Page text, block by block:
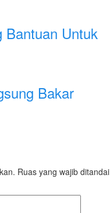
Bantuan Untuk
Bakar
Ruas yang wajib ditandai